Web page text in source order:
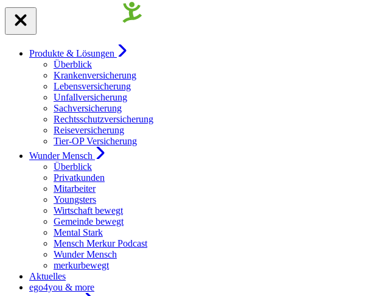
Produkte & Lösungen
Überblick
Krankenversicherung
Lebensversicherung
Unfallversicherung
Sachversicherung
Rechtsschutzversicherung
Reiseversicherung
Tier-OP Versicherung
Wunder Mensch
Überblick
Privatkunden
Mitarbeiter
Youngsters
Wirtschaft bewegt
Gemeinde bewegt
Mental Stark
Mensch Merkur Podcast
Wunder Mensch
merkurbewegt
Aktuelles
ego4you & more